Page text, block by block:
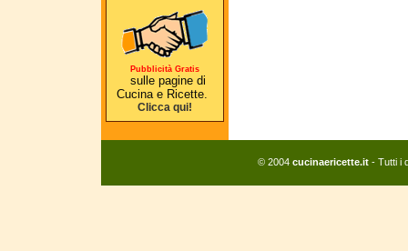
Pubblicità Gratis
sulle pagine di
Cucina e Ricette.
Clicca qui!
© 2004 cucinaericette.it - Tutti i